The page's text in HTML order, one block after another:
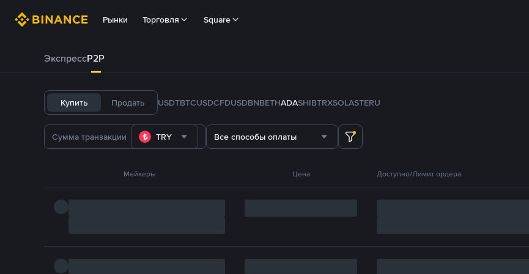
Рынки Торговля Square
ЭкспрессP2P
Купить Продать USDTBTCUSDCFDUSDBNBETHADASHIBTRXSOLASTERU
TRY Все способы оплаты
Мейкеры Цена Доступно/Лимит ордера